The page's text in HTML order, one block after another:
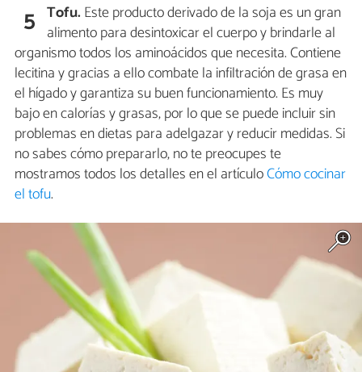
5 Tofu.Este producto derivado de la soja es un gran
alimento para desintoxicar el cuerpo y brindarle al
organismo todos los aminoácidos que necesita. Contiene
lecitina y gracias a ello combate la infiltración de grasa en
el hígado y garantiza su buen funcionamiento. Es muy
bajo en calorías y grasas, por lo que se puede incluir sin
problemas en dietas para adelgazar y reducir medidas. Si
no sabes cómo prepararlo, no te preocupes te
mostramos todos los detalles en el artículoCómo cocinar
el tofu.